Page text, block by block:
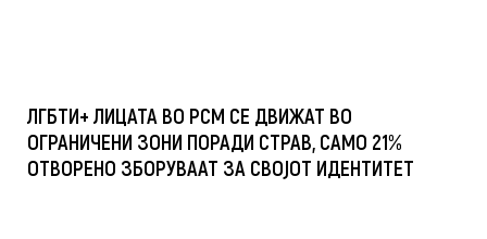
ЛГБТИ+ ЛИЦАТА ВО РСМ СЕ ДВИЖАТ ВО
ОГРАНИЧЕНИ ЗОНИ ПОРАДИ СТРАВ, САМО 21%
ОТВОРЕНО ЗБОРУВААТ ЗА СВОЈОТ ИДЕНТИТЕТ